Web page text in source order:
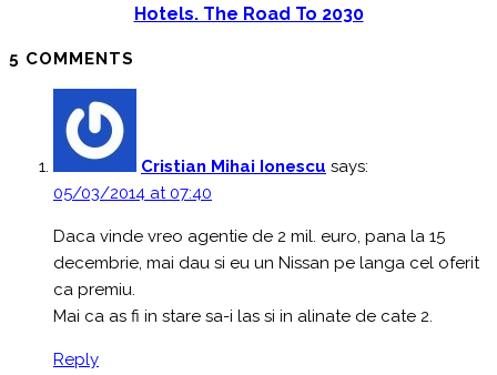
Hotels. The Road To 2030
5 COMMENTS
Cristian Mihai Ionescu says:
05/03/2014 at 07:40
Daca vinde vreo agentie de 2 mil. euro, pana la 15
decembrie, mai dau si eu un Nissan pe langa cel oferit
ca premiu.
Mai ca as fi in stare sa-i las si in alinate de cate 2.
Reply